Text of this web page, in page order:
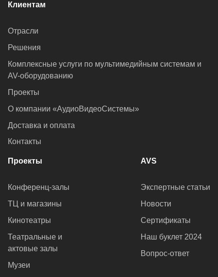
Клиентам
Отрасли
Решения
Комплексные услуги по мультимедийным системам и
AV-оборудованию
Проекты
О компании «АудиоВидеоСистемы»
Доставка и оплата
Контакты
Проекты
Конференц-залы
ТЦ и магазины
Кинотеатры
Театральные и
актовые залы
Музеи
AVS
Экспертные статьи
Новости
Сертификаты
Наш буклет 2024
Вопрос-ответ